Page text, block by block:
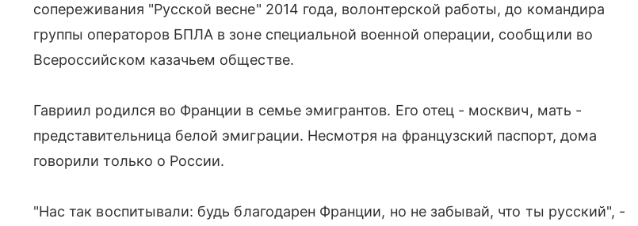
сопереживания "Русской весне" 2014 года, волонтерской работы, до командира
группы операторов БПЛА в зоне специальной военной операции, сообщили во
Всероссийском казачьем обществе.
Гавриил родился во Франции в семье эмигрантов. Его отец - москвич, мать -
представительница белой эмиграции. Несмотря на французский паспорт, дома
говорили только о России.
"Нас так воспитывали: будь благодарен Франции, но не забывай, что ты русский", -